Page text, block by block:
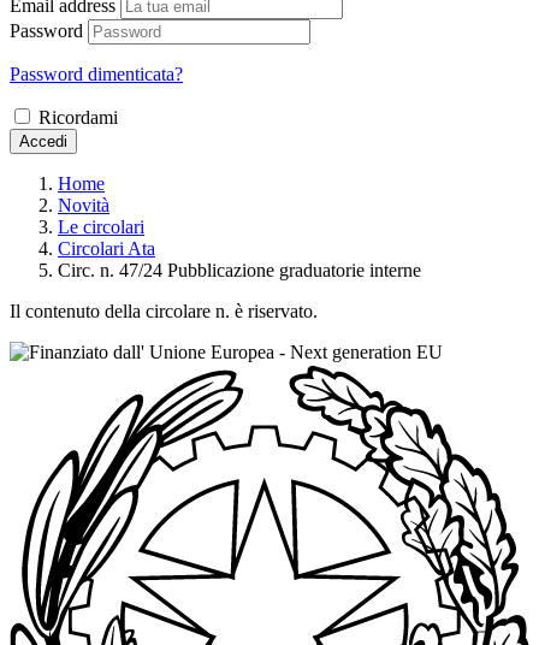
Email address
Password
Password dimenticata?
Ricordami
Accedi
Home
Novità
Le circolari
Circolari Ata
Circ. n. 47/24 Pubblicazione graduatorie interne
Il contenuto della circolare n. è riservato.